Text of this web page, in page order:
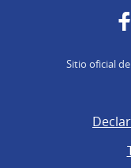
Sitio oficial